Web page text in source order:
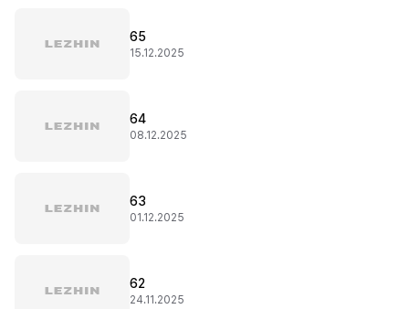
65
15.12.2025
64
08.12.2025
63
01.12.2025
62
24.11.2025